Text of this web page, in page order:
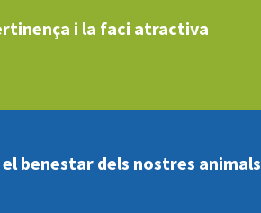
i la faci atractiva
benestar dels nostres animals